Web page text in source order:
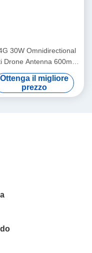
30W Omnidirectional
Drone Antenna 600mm
20mm Dia.
Ottenga il migliore
prezzo